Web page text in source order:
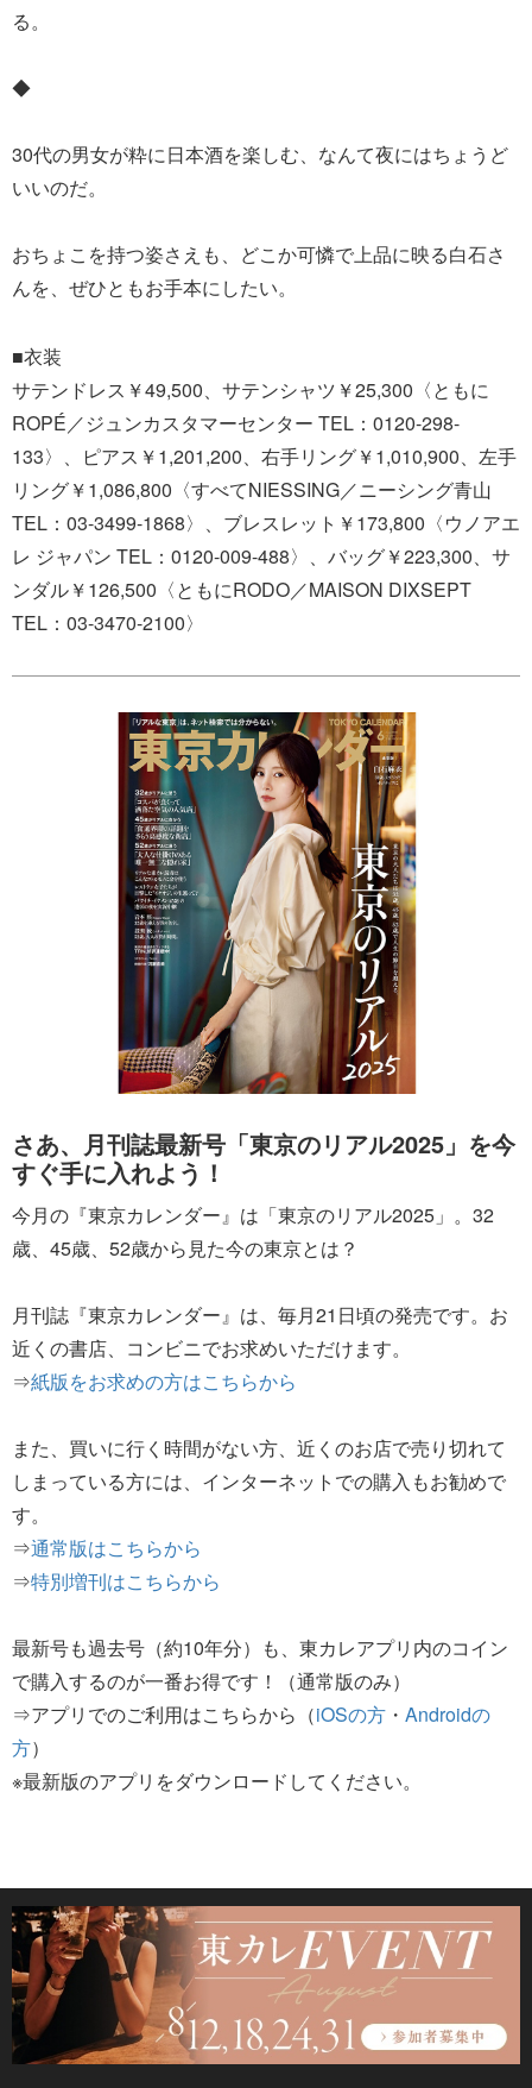
る。
◆
30代の男女が粋に日本酒を楽しむ、なんて夜にはちょうど
いいのだ。
おちょこを持つ姿さえも、どこか可憐で上品に映る白石さ
んを、ぜひともお手本にしたい。
■衣装
サテンドレス￥49,500、サテンシャツ￥25,300〈ともに
ROPÉ／ジュンカスタマーセンター TEL：0120-298-
133〉、ピアス￥1,201,200、右手リング￥1,010,900、左手
リング￥1,086,800〈すべてNIESSING／ニーシング青山
TEL：03-3499-1868〉、ブレスレット￥173,800〈ウノアエ
レ ジャパン TEL：0120-009-488〉、バッグ￥223,300、サ
ンダル￥126,500〈ともにRODO／MAISON DIXSEPT
TEL：03-3470-2100〉
さあ、月刊誌最新号「東京のリアル2025」を今
すぐ手に入れよう！
今月の『東京カレンダー』は「東京のリアル2025」。32
歳、45歳、52歳から見た今の東京とは？
月刊誌『東京カレンダー』は、毎月21日頃の発売です。お
近くの書店、コンビニでお求めいただけます。
⇒紙版をお求めの方はこちらから
また、買いに行く時間がない方、近くのお店で売り切れて
しまっている方には、インターネットでの購入もお勧めで
す。
⇒通常版はこちらから
⇒特別増刊はこちらから
最新号も過去号（約10年分）も、東カレアプリ内のコイン
で購入するのが一番お得です！（通常版のみ）
⇒アプリでのご利用はこちらから（iOSの方 ・ Androidの
方）
※最新版のアプリをダウンロードしてください。